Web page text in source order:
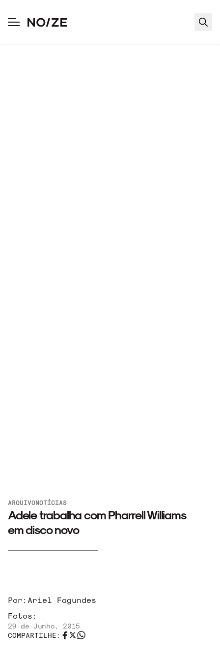
ARQUIVO
ENTREVISTAS
ARQUIVONOTÍCIAS
Adele trabalha com Pharrell Williams
em disco novo
Por: Ariel Fagundes
Fotos:
29 de Junho, 2015
COMPARTILHE: